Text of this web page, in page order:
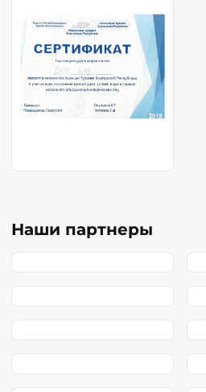
Наши партнеры